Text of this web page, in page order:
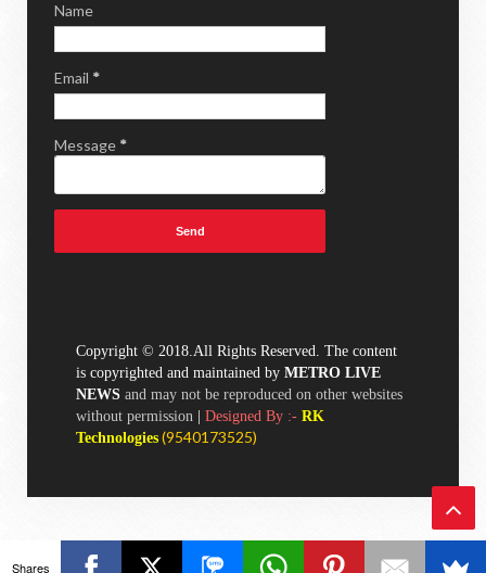
Name
Email *
Message *
Copyright © 2018.All Rights Reserved. The content
is copyrighted and maintained by METRO LIVE
NEWS and may not be reproduced on other websites
without permission
Designed By :- RK
Technologies (9540173525)
Ba
Shares